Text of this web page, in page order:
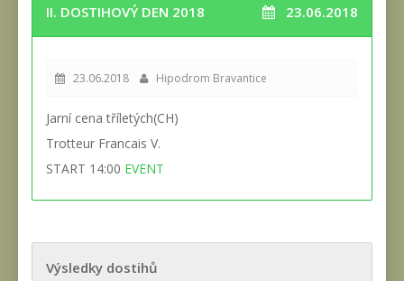
II. DOSTIHOVÝ DEN 2018 23.06.2018
23.06.2018 Hipodrom Bravantice
Jarní cena tříletých(CH)
Trotteur Francais V.
START 14:00 EVENT
Výsledky dostihů